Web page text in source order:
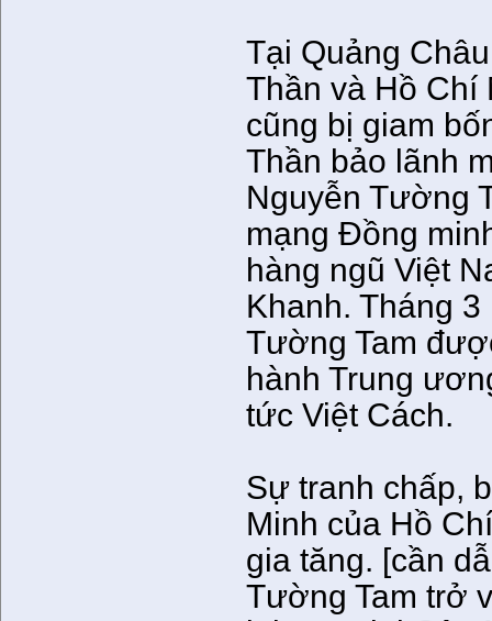
Tại Quảng
Thần và Hồ Chí
cũng bị giam
Thần bảo lãnh
Nguyễn Tường
mạng Đồng
hàng ngũ Việt
Khanh. Tháng
Tường Tam
hành Trung
tức Việt Cách.
Sự tranh chấp,
Minh của Hồ
gia tăng. [cần
Tường Tam trở